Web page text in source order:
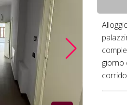
giorno